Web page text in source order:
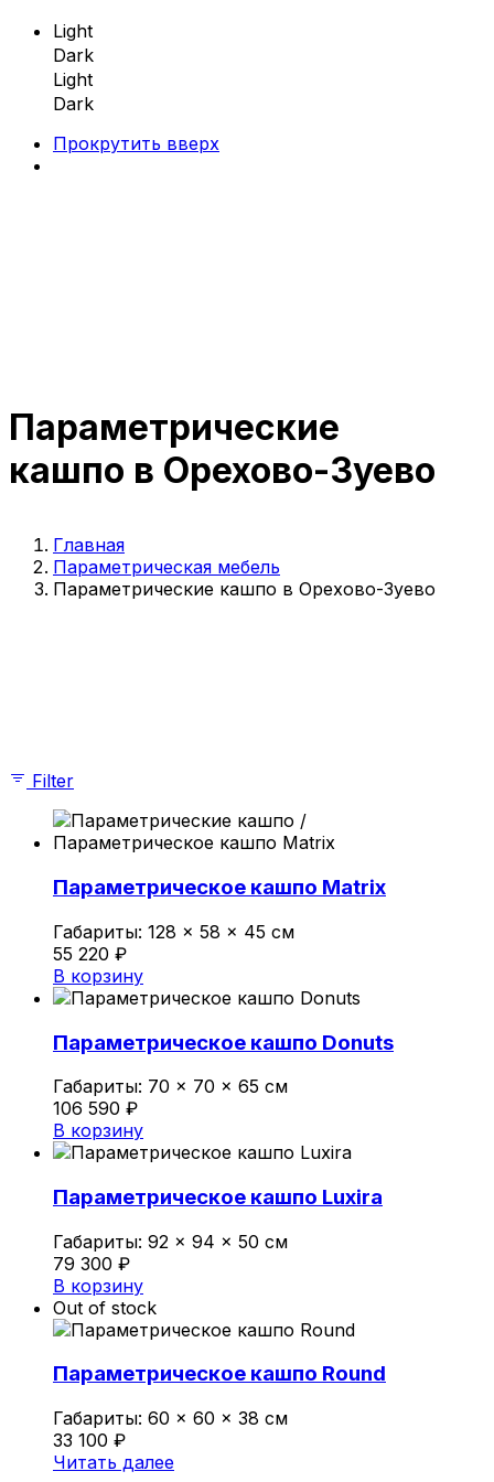
Light
Dark
Light
Dark
Прокрутить вверх
Параметрическая мебель
Параметрические скамейки
Параметрические кресла
Параметрические столы
Параметрические шезлонги
Параметрические кашпо
Параметрические столы
Параметрические стены и панно
Параметрические шезлонги
Параметрические кашпо
Проекты
О компании
© 2026 | iParametric - Все права защищены.
Политика конфиденциальности
0
Обзор корзины
В корзине нет товаров.
Параметрические
кашпо в Орехово-Зуево
Главная
Параметрическая мебель
Параметрические кашпо в Орехово-Зуево
Filter
Параметрическое кашпо Matrix
Габариты: 128 × 58 × 45 см
55 220 ₽
В корзину
Параметрическое кашпо Donuts
Габариты: 70 × 70 × 65 см
106 590 ₽
В корзину
Параметрическое кашпо Luxira
Габариты: 92 × 94 × 50 см
79 300 ₽
В корзину
Out of stock
Параметрическое кашпо Round
Габариты: 60 × 60 × 38 см
33 100 ₽
Читать далее